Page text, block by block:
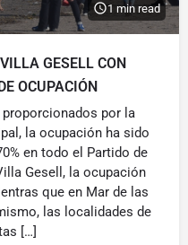
1 min read
GESELL CON
OCUPACIÓN
por la
la ocupación ha sido
en todo el Partido de
Gesell, la ocupación
que en Mar de las
las localidades de
[…]